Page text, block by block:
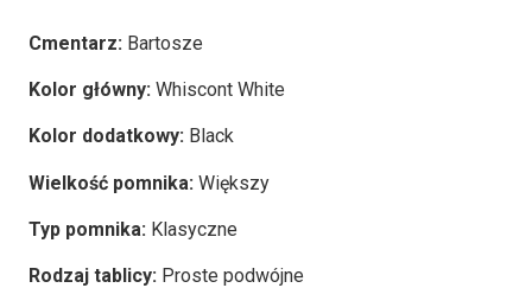
Cmentarz: Bartosze
Kolor główny: Whiscont White
Kolor dodatkowy: Black
Wielkość pomnika: Większy
Typ pomnika: Klasyczne
Rodzaj tablicy: Proste podwójne